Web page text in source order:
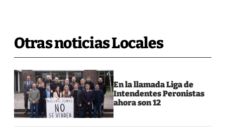
Otras noticias Locales
En la llamada Liga de
Intendentes Peronistas
ahora son 12